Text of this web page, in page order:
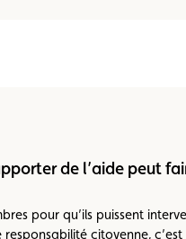
de l’aide peut
pour qu’ils puissent
citoyenne,